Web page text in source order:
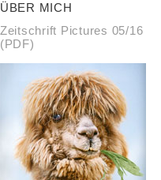
ÜBER MICH
Zeitschrift Pictures 05/16
(PDF)